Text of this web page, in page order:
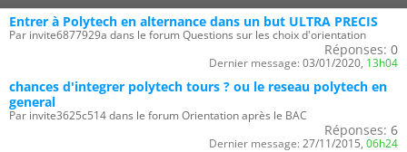
Entrer à Polytech en alternance dans un but ULTRA PRECIS
Par invite6877929a dans le forum Questions sur les choix d'orientation
Réponses: 0
Dernier message: 03/01/2020, 13h04
chances d'integrer polytech tours ? ou le reseau polytech en
general
Par invite3625c514 dans le forum Orientation après le BAC
Réponses: 6
Dernier message: 27/11/2015, 06h24